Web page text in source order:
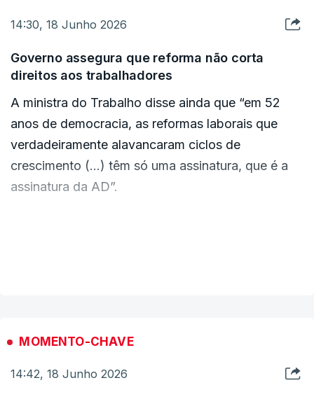
14:30, 18 Junho 2026
Governo assegura que reforma não corta
direitos aos trabalhadores
A ministra do Trabalho disse ainda que “em 52
anos de democracia, as reformas laborais que
verdadeiramente alavancaram ciclos de
crescimento (…) têm só uma assinatura, que é a
assinatura da AD”.
defendendo que “este é o único caminho”.
MOMENTO-CHAVE
14:42, 18 Junho 2026